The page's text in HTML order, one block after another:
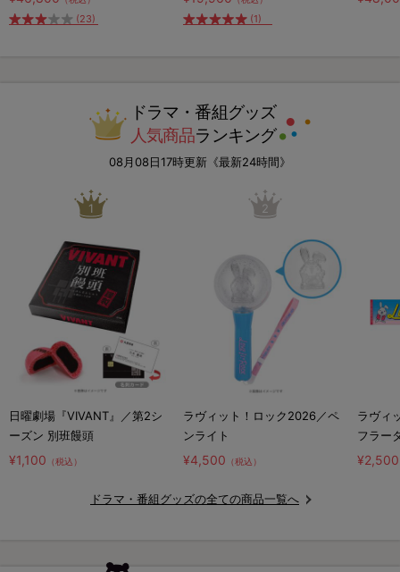
(23) (1)
ドラマ・番組グッズ
人気商品ランキング
08月08日17時更新《最新24時間》
1
日曜劇場『VIVANT』／第2シ
ーズン 別班饅頭
¥1,100 （税込）
2
ラヴィット！ロック2026／ペ
ンライト
¥4,500 （税込）
ラヴィ
フラー
¥2,500
ドラマ・番組グッズの全ての商品一覧へ